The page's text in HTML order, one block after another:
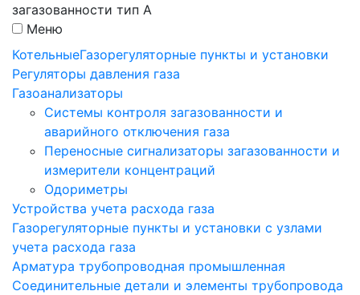
загазованности тип А
Меню
КотельныеГазорегуляторные пункты и установки
Регуляторы давления газа
Газоанализаторы
Системы контроля загазованности и
аварийного отключения газа
Переносные сигнализаторы загазованности и
измерители концентраций
Одориметры
Устройства учета расхода газа
Газорегуляторные пункты и установки с узлами
учета расхода газа
Арматура трубопроводная промышленная
Соединительные детали и элементы трубопровода